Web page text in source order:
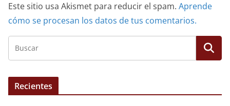
Este sitio usa Akismet para reducir el spam. Aprende
cómo se procesan los datos de tus comentarios.
Recientes